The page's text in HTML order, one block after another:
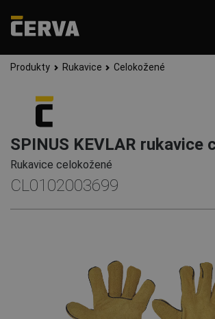
Produkty Rukavice Celokožené
SPINUS KEVLAR rukavice
Rukavice celokožené
CL0102003699